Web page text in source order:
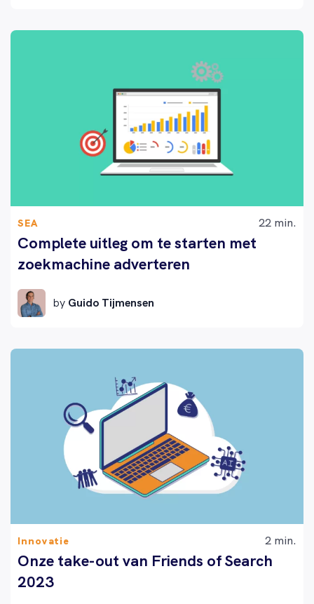
SEA 22 min.
Complete uitleg om te starten met
zoekmachine adverteren
by Guido Tijmensen
Innovatie 2 min.
Onze take-out van Friends of Search
2023